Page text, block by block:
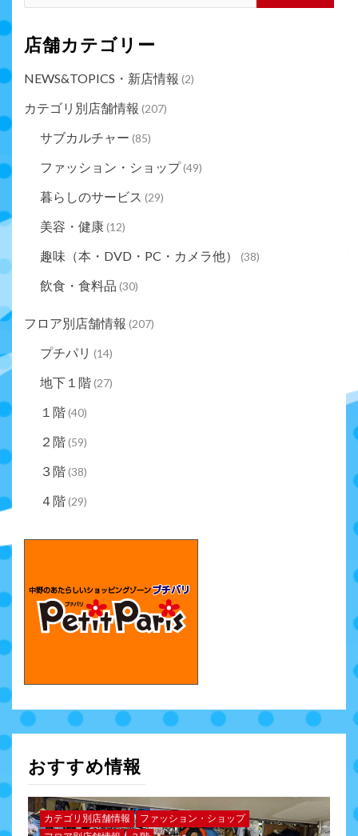
索:
店舗カテゴリー
NEWS&TOPICS・新店情報 (2)
カテゴリ別店舗情報 (207)
サブカルチャー (85)
ファッション・ショップ(49)
暮らしのサービス (29)
美容・健康(12)
趣味（本・DVD・PC・カメラ他） (38)
飲食・食料品 (30)
フロア別店舗情報 (207)
プチパリ (14)
地下１階(27)
１階(40)
２階(59)
３階(38)
４階(29)
おすすめ情報
カテゴリ別店舗情報
ファッション・ショップ